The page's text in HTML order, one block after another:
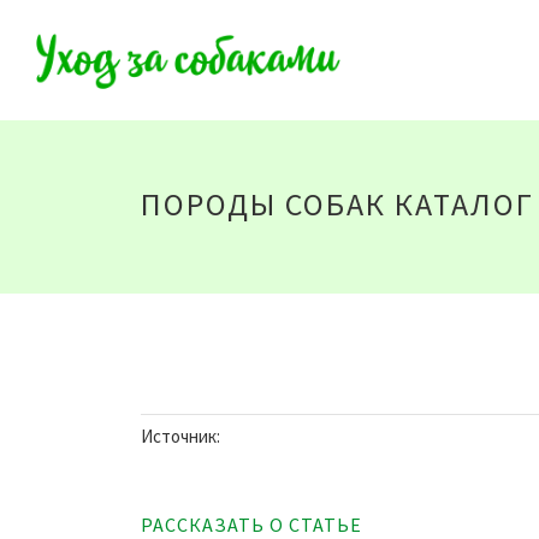
ПОРОДЫ СОБАК КАТАЛОГ
Источник:
РАССКАЗАТЬ О СТАТЬЕ